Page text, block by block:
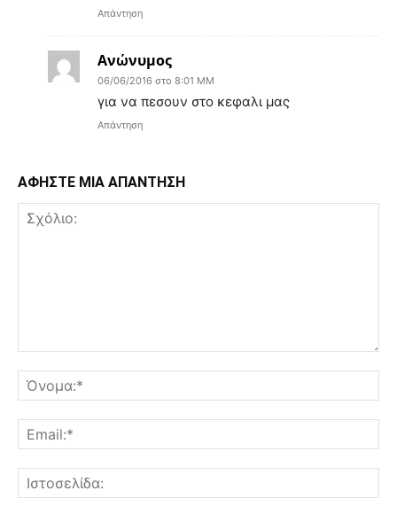
Απάντηση
Ανώνυμος
06/06/2016 στο 8:01 ΜΜ
για να πεσουν στο κεφαλι μας
Απάντηση
ΑΦΗΣΤΕ ΜΙΑ ΑΠΑΝΤΗΣΗ